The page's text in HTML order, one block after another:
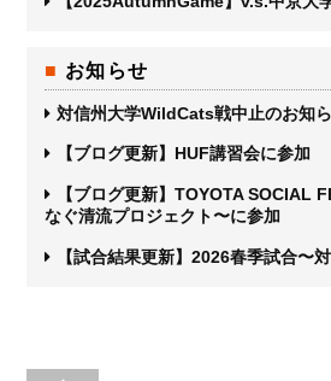
お知らせ
対信州大学WildCats戦中止のお知
【ブログ更新】HUF講習会に参加
【ブログ更新】TOYOTA SOCIAL
なぐ清流プロジェクト〜に参加
【試合結果更新】2026春季試合〜